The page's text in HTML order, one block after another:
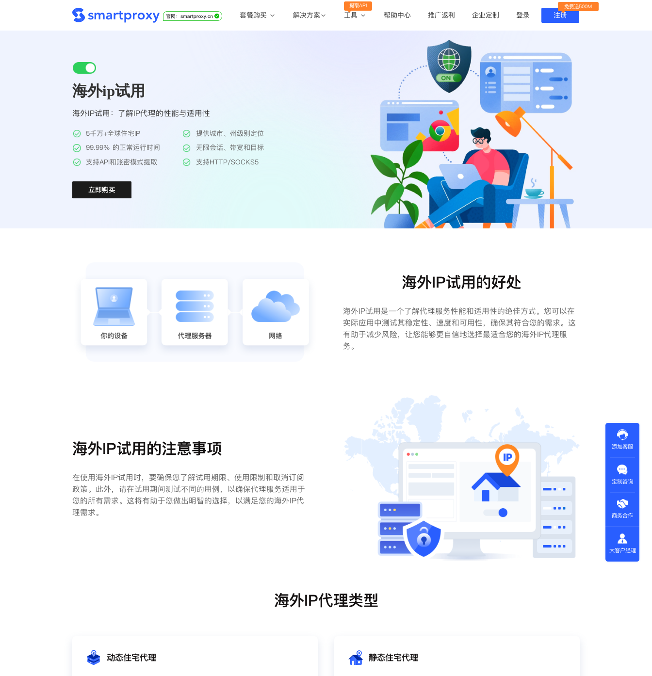
套餐购买 解决方案 工具
提取API
帮助中心 推广返利 企业定制 登录 注册
免费送500M
海外ip试用
海外IP试用：了解IP代理的性能与适用性
5千万+全球住宅IP
提供城市、州级别定位
99.99% 的正常运行时间
无限会话、带宽和目标
支持API和账密模式提取
支持HTTP/SOCKS5
立即购买
海外IP试用的好处
海外IP试用是一个了解代理服务性能和适用性的绝佳方式。您可以在
实际应用中测试其稳定性、速度和可用性，确保其符合您的需求。这
有助于减少风险，让您能够更自信地选择最适合您的海外IP代理服
务。
海外IP试用的注意事项
在使用海外IP试用时，要确保您了解试用期限、使用限制和取消订阅
政策。此外，请在试用期间测试不同的用例，以确保代理服务适用于
您的所有需求。这将有助于您做出明智的选择，以满足您的海外IP代
理需求。
海外IP代理类型
动态住宅代理 静态住宅代理
添加客服
定制咨询
商务合作
大客户经理